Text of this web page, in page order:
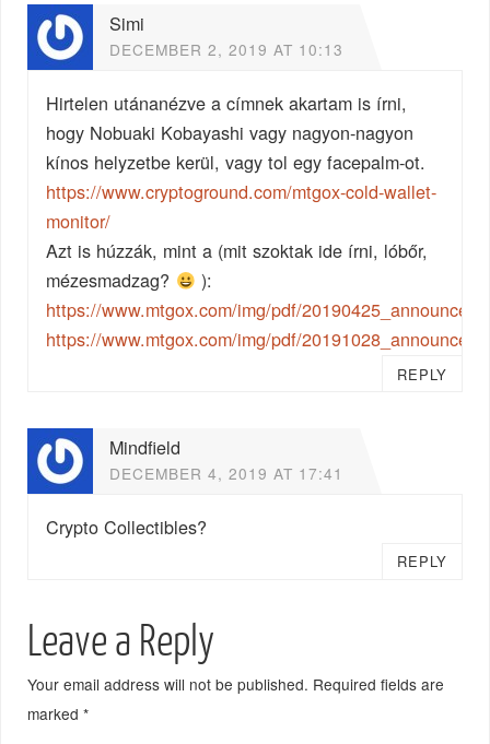
Simi
DECEMBER 2, 2019 AT 10:13
Hirtelen utánanézve a címnek akartam is írni,
hogy Nobuaki Kobayashi vagy nagyon-nagyon
kínos helyzetbe kerül, vagy tol egy facepalm-ot.
https://www.cryptoground.com/mtgox-cold-wallet-
monitor/
Azt is húzzák, mint a (mit szoktak ide írni, lóbőr,
mézesmadzag?
):
https://www.mtgox.com/img/pdf/
https://www.mtgox.com/img/pdf/
REPLY
Mindfield
DECEMBER 4, 2019 AT 17:41
Crypto Collectibles?
REPLY
Leave a Reply
Your email address will not be published. Required fields are
marked*